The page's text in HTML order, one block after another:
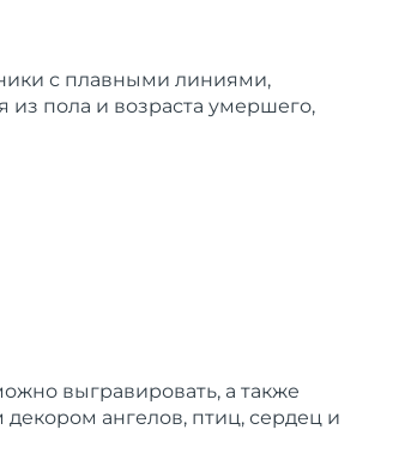
с плавными линиями,
из пола и возраста умершего,
выгравировать, а также
декором ангелов, птиц, сердец и